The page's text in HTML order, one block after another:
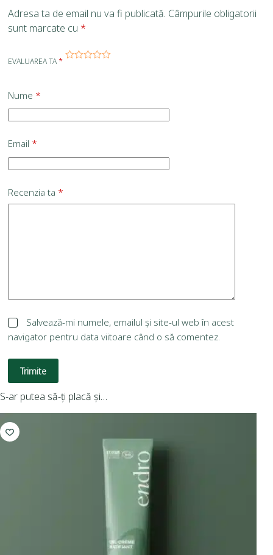
Adresa ta de email nu va fi publicată. Câmpurile obligatorii
sunt marcate cu *
EVALUAREA TA*
Nume *
Email *
Recenzia ta *
Salvează-mi numele, emailul și site-ul web în acest
navigator pentru data viitoare când o să comentez.
Trimite
S-ar putea să-ți placă și…